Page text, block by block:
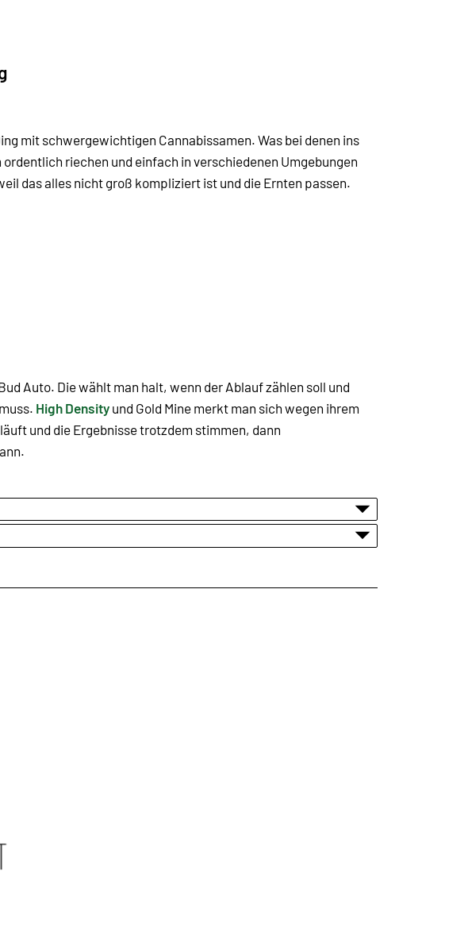
mit schwergewichtigen Cannabissamen. Was bei denen ins
riechen und einfach in verschiedenen Umgebungen
das alles nicht groß kompliziert ist und die Ernten passen.
Auto. Die wählt man halt, wenn der Ablauf zählen soll und
High Density und Gold Mine merkt man sich wegen ihrem
und die Ergebnisse trotzdem stimmen, dann